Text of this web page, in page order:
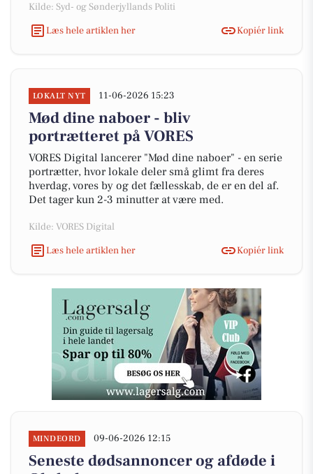
Kilde: Syd- og Sønderjyllands Politi
Læs hele artiklen her
Kopiér link
LOKALT NYT 11-06-2026 15:23
Mød dine naboer - bliv
portrætteret på VORES
VORES Digital lancerer "Mød dine naboer" - en serie
portrætter, hvor lokale deler små glimt fra deres
hverdag, vores by og det fællesskab, de er en del af.
Det tager kun 2-3 minutter at være med.
Kilde: VORES Digital
Læs hele artiklen her
Kopiér link
MINDEORD 09-06-2026 12:15
Seneste dødsannoncer og afdøde i